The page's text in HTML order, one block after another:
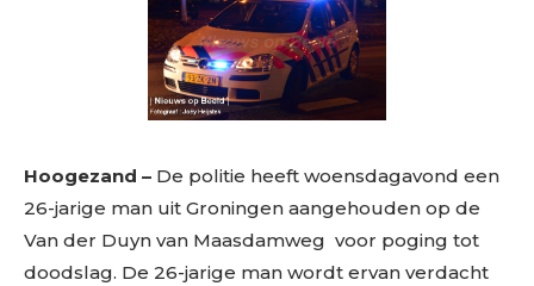
Hoogezand – De politie heeft woensdagavond een
26-jarige man uit Groningen aangehouden op de
Van der Duyn van Maasdamweg voor poging tot
doodslag. De 26-jarige man wordt ervan verdacht